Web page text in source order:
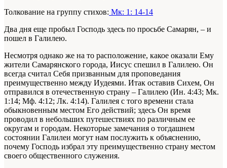
Толкование на группу стихов: Мк: 1: 14-14
Два дня еще пробыл Господь здесь по просьбе Самарян, – и
пошел в Галилею.
Несмотря однако же на то расположение, какое оказали Ему
жители Самарянского города, Иисус спешил в Галилею. Он
всегда считал Себя призванным для проповедания
преимущественно между Иудеями. Итак оставив Сихем, Он
отправился в отечественную страну – Галилею (Ин. 4:43; Мк.
1:14; Мф. 4:12; Лк. 4:14). Галилея с того времени стала
обыкновенным местом Его действий; здесь Он время
проводил в небольших путешествиях по различным ее
округам и городам. Некоторые замечания о тогдашнем
состоянии Галилеи могут нам послужить к объяснению,
почему Господь избрал эту преимущественно страну местом
своего общественного служения.